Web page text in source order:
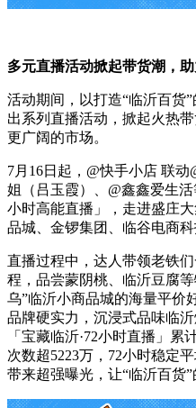
多元直播活动掀起带货潮，
活动期间，以打造“临沂百货
出系列直播活动，掀起火热
更广阔的市场。
7月16日起，@快手小店 联
姐（吕玉霞）、@鑫鑫爱生
小时高能直播」，走进盛庄
品城、金锣集团、临谷电商科
直播过程中，达人带领老铁
程，品尝蒙阴桃、临沂豆腐
乌”临沂小商品城的海量平价
品牌硬实力，沉浸式品味临
「宝藏临沂·72小时直播」
次数超5223万，72小时稳定
带来超强曝光，让“临沂百货”